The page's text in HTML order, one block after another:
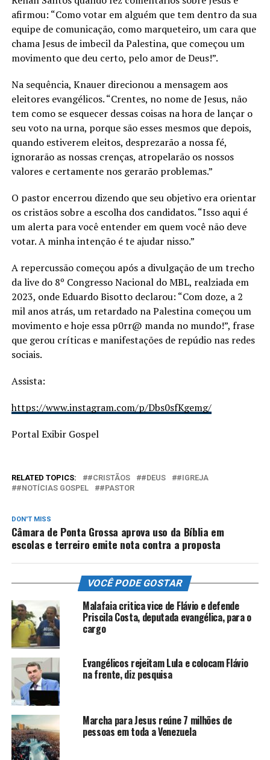
afirmou: “Como votar em alguém que tem dentro da sua
equipe de comunicação, como marqueteiro, um cara que
chama Jesus de imbecil da Palestina, que começou um
movimento que deu certo, pelo amor de Deus!”.
Na sequência, Knauer direcionou a mensagem aos
eleitores evangélicos. “Crentes, no nome de Jesus, não
tem como se esquecer dessas coisas na hora de lançar o
seu voto na urna, porque são esses mesmos que depois,
quando estiverem eleitos, desprezarão a nossa fé,
ignorarão as nossas crenças, atropelarão os nossos
valores e certamente nos gerarão problemas.”
O pastor encerrou dizendo que seu objetivo era orientar
os cristãos sobre a escolha dos candidatos. “Isso aqui é
um alerta para você entender em quem você não deve
votar. A minha intenção é te ajudar nisso.”
A repercussão começou após a divulgação de um trecho
da live do 8º Congresso Nacional do MBL, realziada em
2023, onde Eduardo Bisotto declarou: “Com doze, a 2
mil anos atrás, um retardado na Palestina começou um
movimento e hoje essa p0rr@ manda no mundo!”, frase
que gerou críticas e manifestações de repúdio nas redes
sociais.
Assista:
https://www.instagram.com/p/Dbs0sfKgemg/
Portal Exibir Gospel
RELATED TOPICS: #CRISTÃOS #DEUS
#IGREJA
#NOTÍCIAS GOSPEL
#PASTOR
DON'T MISS
Câmara de Ponta Grossa aprova uso da Bíblia em
escolas e terreiro emite nota contra a proposta
VOCÊ PODE GOSTAR
Malafaia critica vice de Flávio e defende
Priscila Costa, deputada evangélica, para o
cargo
Evangélicos rejeitam Lula e colocam Flávio
na frente, diz pesquisa
Marcha para Jesus reúne 7 milhões de
pessoas em toda a Venezuela